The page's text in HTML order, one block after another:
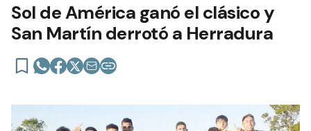
Sol de América ganó el clásico y
San Martín derrotó a Herradura